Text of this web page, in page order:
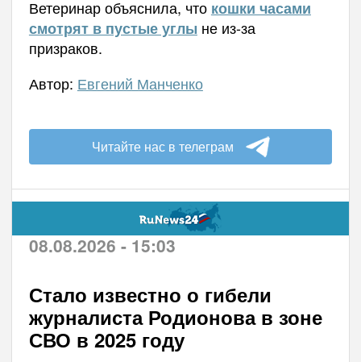
Ветеринар объяснила, что кошки часами
смотрят в пустые углы не из-за
призраков.
Автор: Евгений Манченко
Читайте нас в телеграм
08.08.2026 - 15:03
Стало известно о гибели
журналиста Родионова в зоне
СВО в 2025 году